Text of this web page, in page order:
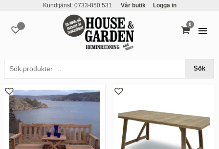
Kundtjänst: 0733-850 531 Vår butik Logga in
Sök
0
varor